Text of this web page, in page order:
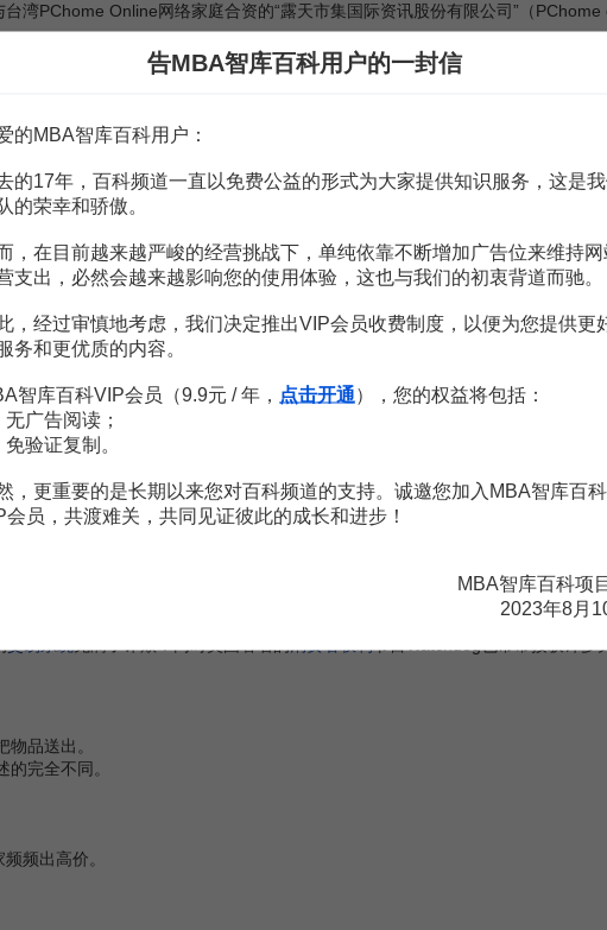
湾PChome Online网络家庭合资的“露天市集国际资讯股份有限公司”（
，皆以美金为单位。）
于中国Tom.com宣布成立合资公司，新的合资公司Tom.com占51%
，
策（eBay往往不经任何程序即将个人资料送给司法单位）到卖家资讯不完全
件。
价系统。在每笔交易完成后，买、卖家皆可以为彼此评价。她们可以给出像是
（交易）有所不满的话，他可以给这位卖家留下一笔负面评价，并且留下如：“
于减低被诈骗的机率。
护卖家的。如果有个可能买家的评价过低，或是负面评价太高，该卖家可以根
都只有一次！
（像是害怕被给负面评价），而不敢给对方负面评价。
以在评价页面提出一段约80个字母的反驳。不过却很少人能够利用如此简短的文
任何评价。所以，移除不公平、非真实的评价根本是不大可能的。
（或买家）曾经有过不实，那么在他的帐号上即会有一笔前科。如果确实有许
当然，该卖家也可循法律途径进行救济。
交易系统充满了诈欺！同时英国著名的消费者权利节目Watchdog也常常接获许多
品送出。
完全不同。
频出高价。
告MBA智库百科用户的一封信
的MBA智库百科用户：
的17年，百科频道一直以免费公益的形式为大家提供知识服务，这是
的荣幸和骄傲。
，在目前越来越严峻的经营挑战下，单纯依靠不断增加广告位来维持网
支出，必然会越来越影响您的使用体验，这也与我们的初衷背道而驰。
，经过审慎地考虑，我们决定推出VIP会员收费制度，以便为您提供更
务和更优质的内容。
智库百科VIP会员（9.9元 / 年， 点击开通），您的权益将包括：
无广告阅读；
免验证复制。
，更重要的是长期以来您对百科频道的支持。诚邀您加入MBA智库百科
会员，共渡难关，共同见证彼此的成长和进步！
MBA智库百科项
2023年8月